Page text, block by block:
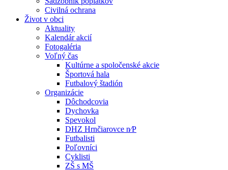
Civilná ochrana
Život v obci
Aktuality
Kalendár akcií
Fotogaléria
Voľný čas
Kultúrne a spoločenské akcie
Športová hala
Futbalový štadión
Organizácie
Dôchodcovia
Dychovka
Spevokol
DHZ Hrnčiarovce n⁄P
Futbalisti
Poľovníci
Cyklisti
ZŠ s MŠ